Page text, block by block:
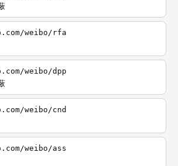
weibo/rfa
weibo/dpp
weibo/cnd
weibo/ass